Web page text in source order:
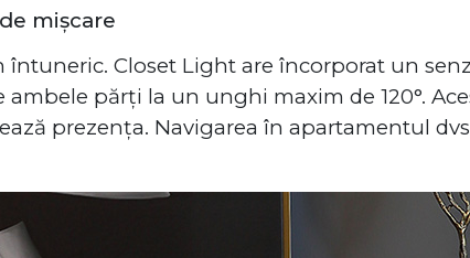
mișcare
Closet Light are încorporat un
părți la un unghi maxim de 120°.
prezența. Navigarea în apartamentul